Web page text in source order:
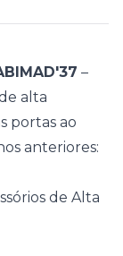
–
alta
portas ao
anteriores: